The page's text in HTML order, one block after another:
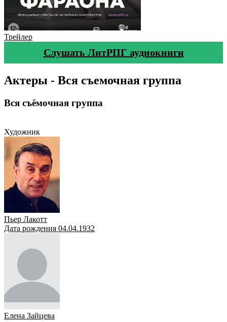
Трейлер
Слушать ЛитРПГ аудиокниги
Актеры - Вся съемочная группа
Вся съёмочная группа
Художник
Пьер Лакотт
Дата рождения 04.04.1932
Елена Зайцева